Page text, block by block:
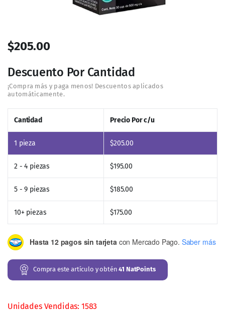
$205.00
Descuento Por Cantidad
Cantidad Precio Por c/u
1 pieza $205.00
2 - 4 piezas $195.00
5 - 9 piezas $185.00
10+ piezas $175.00
Hasta 12 pagos sin tarjetacon Mercado Pago. Saber más
Compra este artículo y obtén41 NatPoints
Unidades Vendidas: 1583